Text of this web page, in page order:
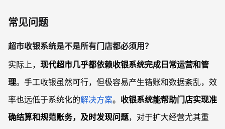
常见问题
超市收银系统是不是所有门店都必须用？
实际上， 现代超市几乎都依赖收银系统完成日常运营和管
理。手工收银虽然可行，但极容易产生错账和数据紊乱，效
率也远低于系统化的解决方案。 收银系统能帮助门店实现准
确结算和规范账务，及时发现问题，对于扩大经营尤其重